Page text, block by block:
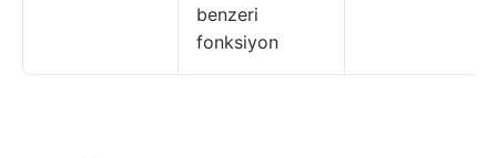
benzeri
fonksiyon